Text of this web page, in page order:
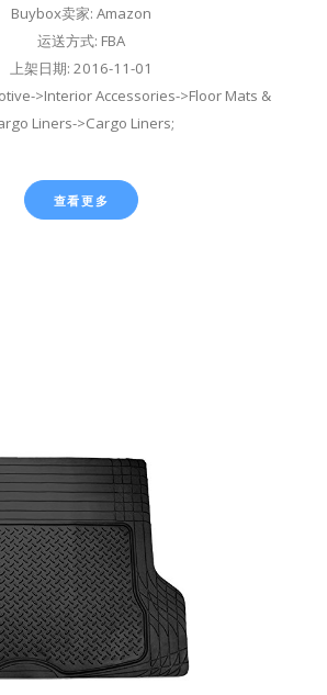
Buybox卖家: Amazon
运送方式: FBA
上架日期: 2016-11-01
>Interior Accessories->Floor Mats &
Liners->Cargo Liners;
查看更多